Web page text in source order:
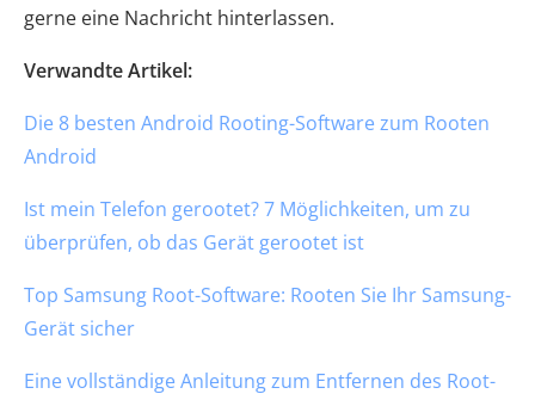
gerne eine Nachricht hinterlassen.
Verwandte Artikel:
Die 8 besten Android Rooting-Software zum Rooten
Android
Ist mein Telefon gerootet? 7 Möglichkeiten, um zu
überprüfen, ob das Gerät gerootet ist
Top Samsung Root-Software: Rooten Sie Ihr Samsung-
Gerät sicher
Eine vollständige Anleitung zum Entfernen des Root-